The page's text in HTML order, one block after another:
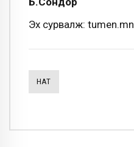
Эх сурвалж: tumen.mn
НӨАТ